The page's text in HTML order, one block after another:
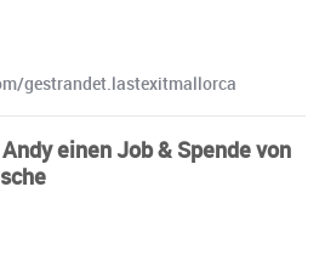
gestrandet.lastexitmallorca
einen Job & Spende von